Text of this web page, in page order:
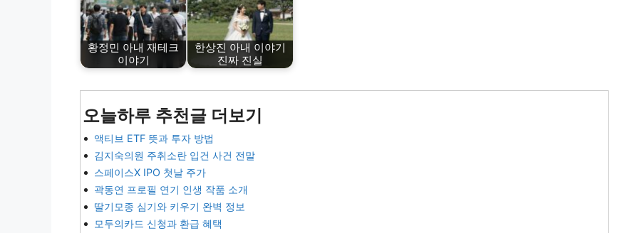
황정민 아내 재테크
이야기
한상진 아내 이야기
진짜 진실
오늘하루 추천글 더보기
액티브 ETF 뜻과 투자 방법
김지숙의원 주취소란 입건 사건 전말
스페이스X IPO 첫날 주가
곽동연 프로필 연기 인생 작품 소개
딸기모종 심기와 키우기 완벽 정보
모두의카드 신청과 환급 혜택